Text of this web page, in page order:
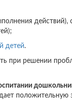
действий),
детей.
при решении